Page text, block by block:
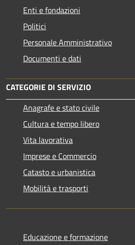
Enti e fondazioni
Politici
Personale Amministrativo
Documenti e dati
CATEGORIE DI SERVIZIO
Anagrafe e stato civile
Cultura e tempo libero
Vita lavorativa
Imprese e Commercio
Catasto e urbanistica
Mobilità e trasporti
Educazione e formazione